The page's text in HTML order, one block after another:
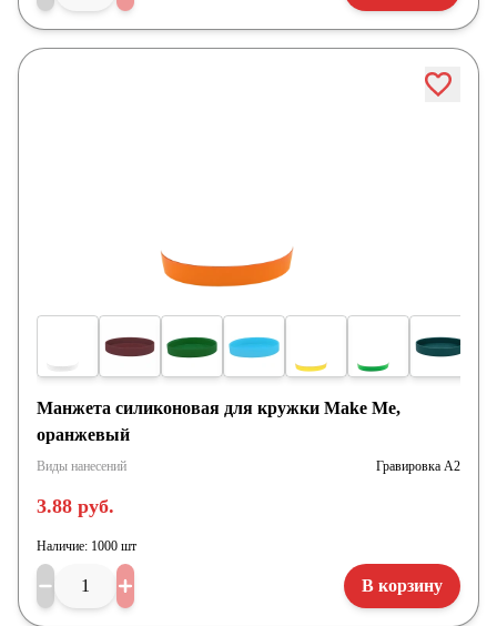
Манжета силиконовая для кружки Make Me,
оранжевый
Виды нанесений Гравировка А2
3.88 руб.
Наличие: 1000 шт
В корзину